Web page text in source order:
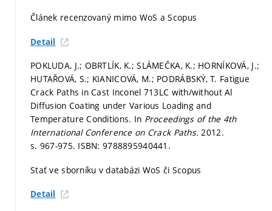
Článek recenzovaný mimo WoS a Scopus
Detail
POKLUDA, J.; OBRTLÍK, K.; SLÁMEČKA, K.; HORNÍKOVÁ, J.;
HUTAŘOVÁ, S.; KIANICOVÁ, M.; PODRÁBSKÝ, T. Fatigue
Crack Paths in Cast Inconel 713LC with/without Al
Diffusion Coating under Various Loading and
Temperature Conditions. In Proceedings of the 4th
International Conference on Crack Paths.2012.
s. 967-975. ISBN: 9788895940441.
Stať ve sborníku v databázi WoS či Scopus
Detail